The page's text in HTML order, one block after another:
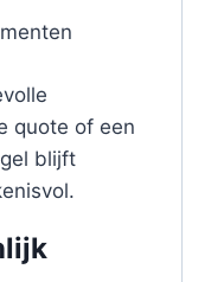
quote of een
blijft